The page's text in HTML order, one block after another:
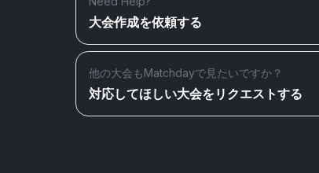
大会作成を依頼する
他の大会もMatchdayで見たいですか？
対応してほしい大会をリクエストする